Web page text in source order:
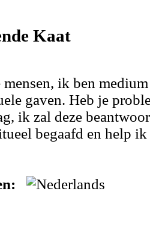
Kaat
ik ben
gaven. Heb je
ik zal deze
begaafd en help